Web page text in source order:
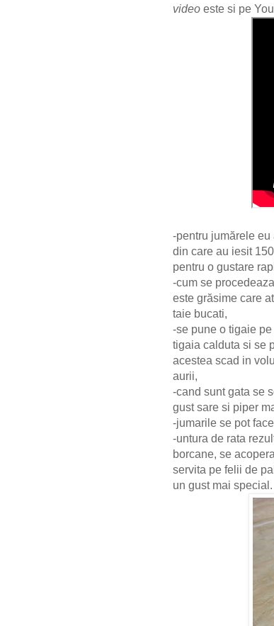
video este si pe
-pentru jumărele
din care au iesit
pentru o gustare
-cum se
este grăsime care
taie bucati,
-se pune o tigaie
tigaia calduta si se
acestea scad in
aurii,
-cand sunt gata se
gust sare si piper
-jumarile se pot
-untura de rata
borcane, se
servita pe felii de
un gust mai special.